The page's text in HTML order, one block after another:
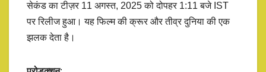
सेकंड का टीज़र 11 अगस्त, 2025 को दोपहर 1:11 बजे IST
पर रिलीज हुआ। यह फिल्म की क्रूर और तीव्र दुनिया की एक
झलक देता है।